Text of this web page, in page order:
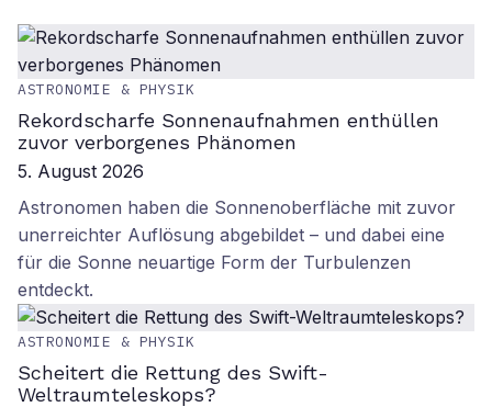
ASTRONOMIE & PHYSIK
Rekordscharfe Sonnenaufnahmen enthüllen
zuvor verborgenes Phänomen
5. August 2026
Astronomen haben die Sonnenoberfläche mit zuvor
unerreichter Auflösung abgebildet – und dabei eine
für die Sonne neuartige Form der Turbulenzen
entdeckt.
ASTRONOMIE & PHYSIK
Scheitert die Rettung des Swift-
Weltraumteleskops?